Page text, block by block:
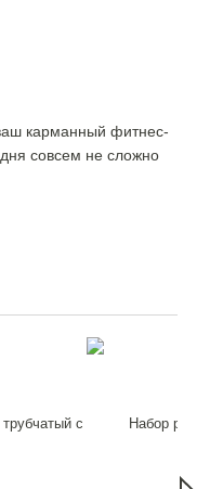
карманный фитнес-
совсем не сложно